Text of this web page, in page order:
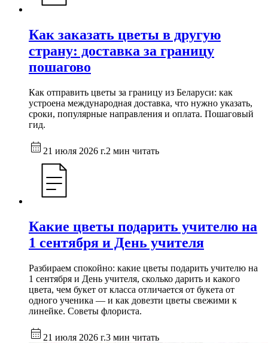
Как заказать цветы в другую
страну: доставка за границу
пошагово
Как отправить цветы за границу из Беларуси: как
устроена международная доставка, что нужно указать,
сроки, популярные направления и оплата. Пошаговый
гид.
21 июля 2026 г.2 мин читать
Какие цветы подарить учителю на
1 сентября и День учителя
Разбираем спокойно: какие цветы подарить учителю на
1 сентября и День учителя, сколько дарить и какого
цвета, чем букет от класса отличается от букета от
одного ученика — и как довезти цветы свежими к
линейке. Советы флориста.
21 июля 2026 г.3 мин читать